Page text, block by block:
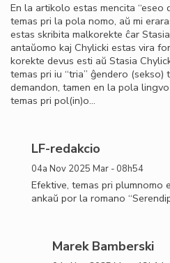
En la artikolo estas mencita “eseo
temas pri la pola nomo, aŭ mi
estas skribita malkorekte ĉar
antaŭomo kaj Chylicki estas vira
korekte devus esti aŭ Stasia
temas pri iu “tria” ĝendero (sekso)
demandon, tamen en la pola
temas pri pol(in)o…
LF-redakcio
04a Nov 2025 Mar - 08h54
Efektive, temas pri
ankaŭ por la romano
Marek Bamberski